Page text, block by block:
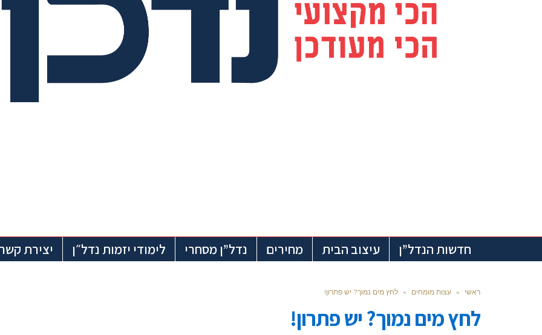
חדשות הנדל”ן עיצוב הבית מחירים נדל”ן מסחרי לימודי יזמות נדל״ן יצירת קשר
ראשי » עצות מומחים » לחץ מים נמוך? יש פתרון!
לחץ מים נמוך? יש פתרון!